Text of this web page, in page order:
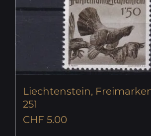
Liechtenstein,
251
CHF 5.00